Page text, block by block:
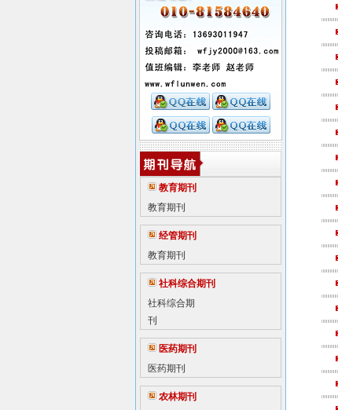
教育期刊
教育期刊
经管期刊
教育期刊
社科综合期刊
社科综合期
刊
医药期刊
医药期刊
农林期刊